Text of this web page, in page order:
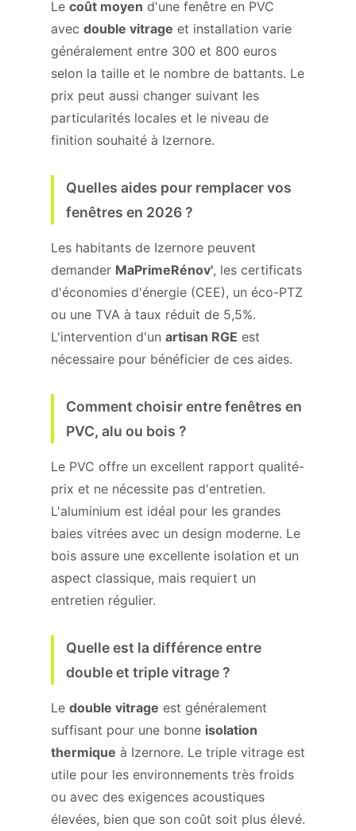
Le coût moyen d'une fenêtre en PVC
avec double vitrage et installation varie
généralement entre 300 et 800 euros
selon la taille et le nombre de battants. Le
prix peut aussi changer suivant les
particularités locales et le niveau de
finition souhaité à Izernore.
Quelles aides pour remplacer vos
fenêtres en 2026 ?
Les habitants de Izernore peuvent
demander MaPrimeRénov', les certificats
d'économies d'énergie (CEE), un éco-PTZ
ou une TVA à taux réduit de 5,5%.
L'intervention d'un artisan RGE est
nécessaire pour bénéficier de ces aides.
Comment choisir entre fenêtres en
PVC, alu ou bois ?
Le PVC offre un excellent rapport qualité-
prix et ne nécessite pas d'entretien.
L'aluminium est idéal pour les grandes
baies vitrées avec un design moderne. Le
bois assure une excellente isolation et un
aspect classique, mais requiert un
entretien régulier.
Quelle est la différence entre
double et triple vitrage ?
Le double vitrage est généralement
suffisant pour une bonne isolation
thermique à Izernore. Le triple vitrage est
utile pour les environnements très froids
ou avec des exigences acoustiques
élevées, bien que son coût soit plus élevé.